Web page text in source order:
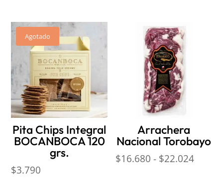
Agotado
Pita Chips Integral
BOCANBOCA 120
grs.
$3.790
Arrachera
Nacional Torobayo
$16.680 - $22.024Rango